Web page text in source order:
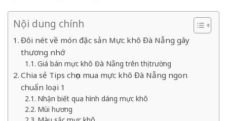
Nội dung chính
Đôi nét về món đặc sản Mực khô Đà Nẵng gây
thương nhớ
Giá bán mực khô Đà Nẵng trên thị trường
Chia sẻ Tips chọn mua mực khô Đà Nẵng ngon
chuẩn loại 1
Nhận biết qua hình dáng mực khô
Mùi hương